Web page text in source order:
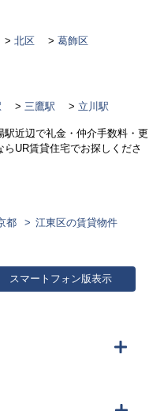
北区 葛飾区
三鷹駅 立川駅
近辺で礼金・仲介手数料・更
UR賃貸住宅でお探しくださ
都
江東区の賃貸物件
スマートフォン版表示